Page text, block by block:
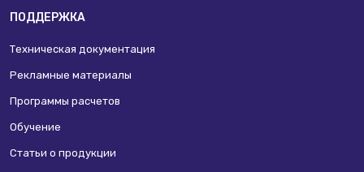
ПОДДЕРЖКА
Техническая документация
Рекламные материалы
Программы расчетов
Обучение
Статьи о продукции